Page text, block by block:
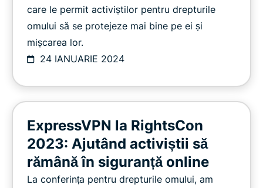
care le permit activiștilor pentru drepturile
omului să se protejeze mai bine pe ei și
mișcarea lor.
24 IANUARIE 2024
ExpressVPN la RightsCon
2023: Ajutând activiștii să
rămână în siguranță online
La conferința pentru drepturile omului, am